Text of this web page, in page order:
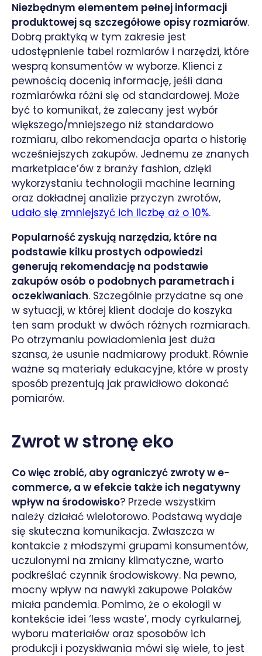
Niezbędnym elementem pełnej informacji
produktowej są szczegółowe opisy rozmiarów.
Dobrą praktyką w tym zakresie jest
udostępnienie tabel rozmiarów i narzędzi, które
wesprą konsumentów w wyborze. Klienci z
pewnością docenią informację, jeśli dana
rozmiarówka różni się od standardowej. Może
być to komunikat, że zalecany jest wybór
większego/mniejszego niż standardowo
rozmiaru, albo rekomendacja oparta o historię
wcześniejszych zakupów. Jednemu ze znanych
marketplace’ów z branży fashion, dzięki
wykorzystaniu technologii machine learning
oraz dokładnej analizie przyczyn zwrotów,
udało się zmniejszyć ich liczbę aż o 10%.
Popularność zyskują narzędzia, które na
podstawie kilku prostych odpowiedzi
generują rekomendację na podstawie
zakupów osób o podobnych parametrach i
oczekiwaniach. Szczególnie przydatne są one
w sytuacji, w której klient dodaje do koszyka
ten sam produkt w dwóch różnych rozmiarach.
Po otrzymaniu powiadomienia jest duża
szansa, że usunie nadmiarowy produkt. Równie
ważne są materiały edukacyjne, które w prosty
sposób prezentują jak prawidłowo dokonać
pomiarów.
Zwrot w stronę eko
Co więc zrobić, aby ograniczyć zwroty w e-
commerce, a w efekcie także ich negatywny
wpływ na środowisko? Przede wszystkim
należy działać wielotorowo. Podstawą wydaje
się skuteczna komunikacja. Zwłaszcza w
kontakcie z młodszymi grupami konsumentów,
uczulonymi na zmiany klimatyczne, warto
podkreślać czynnik środowiskowy. Na pewno,
mocny wpływ na nawyki zakupowe Polaków
miała pandemia. Pomimo, że o ekologii w
kontekście idei ‘less waste’, mody cyrkularnej,
wyboru materiałów oraz sposobów ich
produkcji i pozyskiwania mówi się wiele, to jest